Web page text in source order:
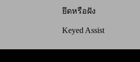
ยึดหรือฝัง
Keyed Assist